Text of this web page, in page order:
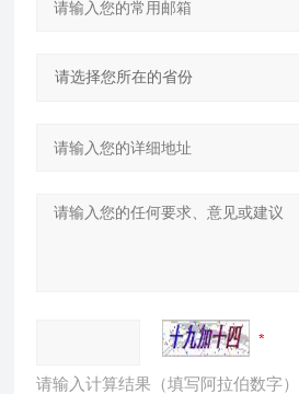
请输入计算结果（填写阿拉伯数字